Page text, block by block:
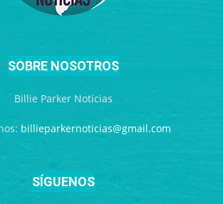
SOBRE NOSOTROS
Billie Parker Noticias
billieparkernoticias@gmail.com
SÍGUENOS